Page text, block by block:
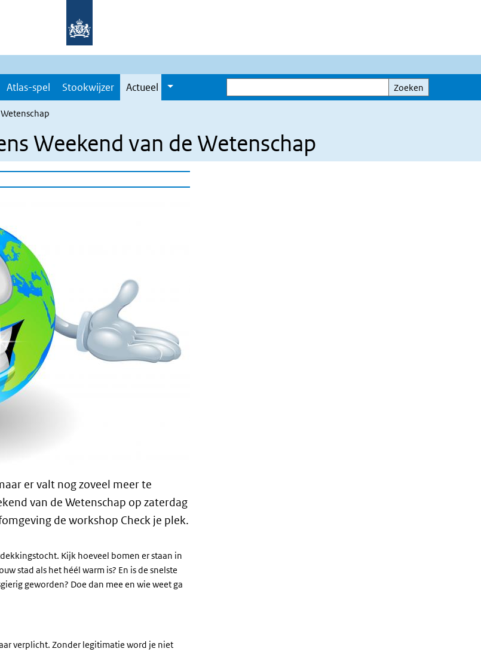
Atlas-spel Stookwijzer Actueel
Zoeken
Zoeken
Weekend van de Wetenschap
er valt nog zoveel meer te
van de Wetenschap op zaterdag
de workshop Check je plek.
Kijk hoeveel bomen er staan in
stad als het héél warm is? En is de snelste
geworden? Doe dan mee en wie weet ga
verplicht. Zonder legitimatie word je niet